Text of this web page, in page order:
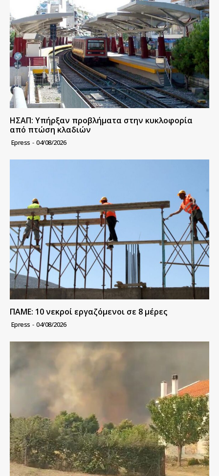
ΗΣΑΠ: Υπήρξαν προβλήματα στην κυκλοφορία
από πτώση κλαδιών
Epress - 04/08/2026
ΠΑΜΕ: 10 νεκροί εργαζόμενοι σε 8 μέρες
Epress - 04/08/2026